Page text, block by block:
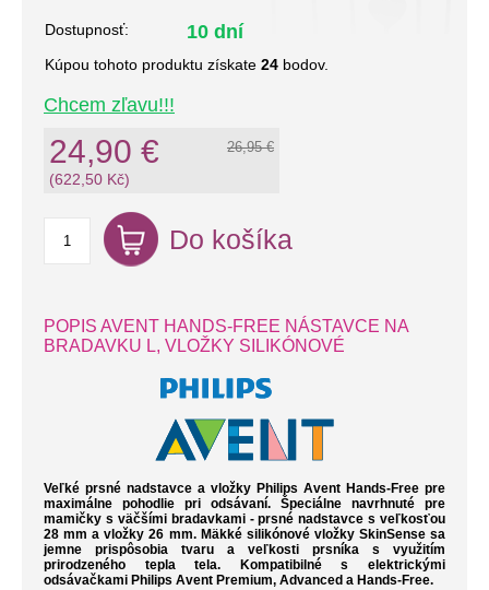
Dostupnosť: 10 dní
Kúpou tohoto produktu získate 24 bodov.
Chcem zľavu!!!
26,95 €
24,90 €
(622,50 Kč)
Do košíka
POPIS AVENT HANDS-FREE NÁSTAVCE NA
BRADAVKU L, VLOŽKY SILIKÓNOVÉ
Veľké prsné nadstavce a vložky Philips Avent Hands-Free pre
maximálne pohodlie pri odsávaní. Špeciálne navrhnuté pre
mamičky s väčšími bradavkami - prsné nadstavce s veľkosťou
28 mm a vložky 26 mm. Mäkké silikónové vložky SkinSense sa
jemne prispôsobia tvaru a veľkosti prsníka s využitím
prirodzeného tepla tela. Kompatibilné s elektrickými
odsávačkami Philips Avent Premium, Advanced a Hands-Free.